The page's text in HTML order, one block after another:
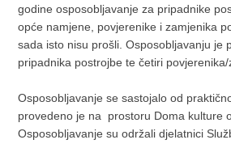
godine osposobljavanje za pripadnike
opće namjene, povjerenike i zamjenika
sada isto nisu prošli. Osposobljavanju je
pripadnika postrojbe te četiri povjerenika/
Osposobljavanje se sastojalo od
provedeno je na prostoru Doma kulture
Osposobljavanje su održali djelatnici